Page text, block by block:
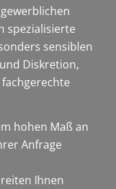
spezialisierte
sensiblen
Diskretion,
hohen Maß an
Anfrage
Ihnen